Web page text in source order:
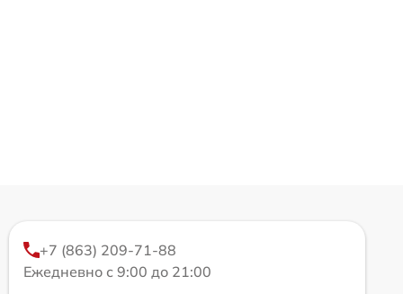
+7 (863) 209-71-88
Ежедневно с 9:00 до 21:00